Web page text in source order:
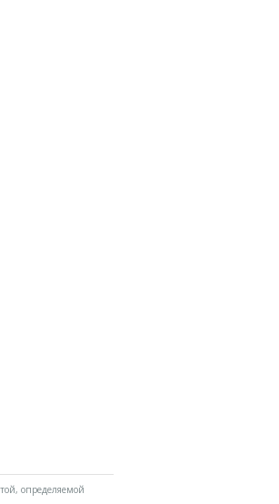
определяемой